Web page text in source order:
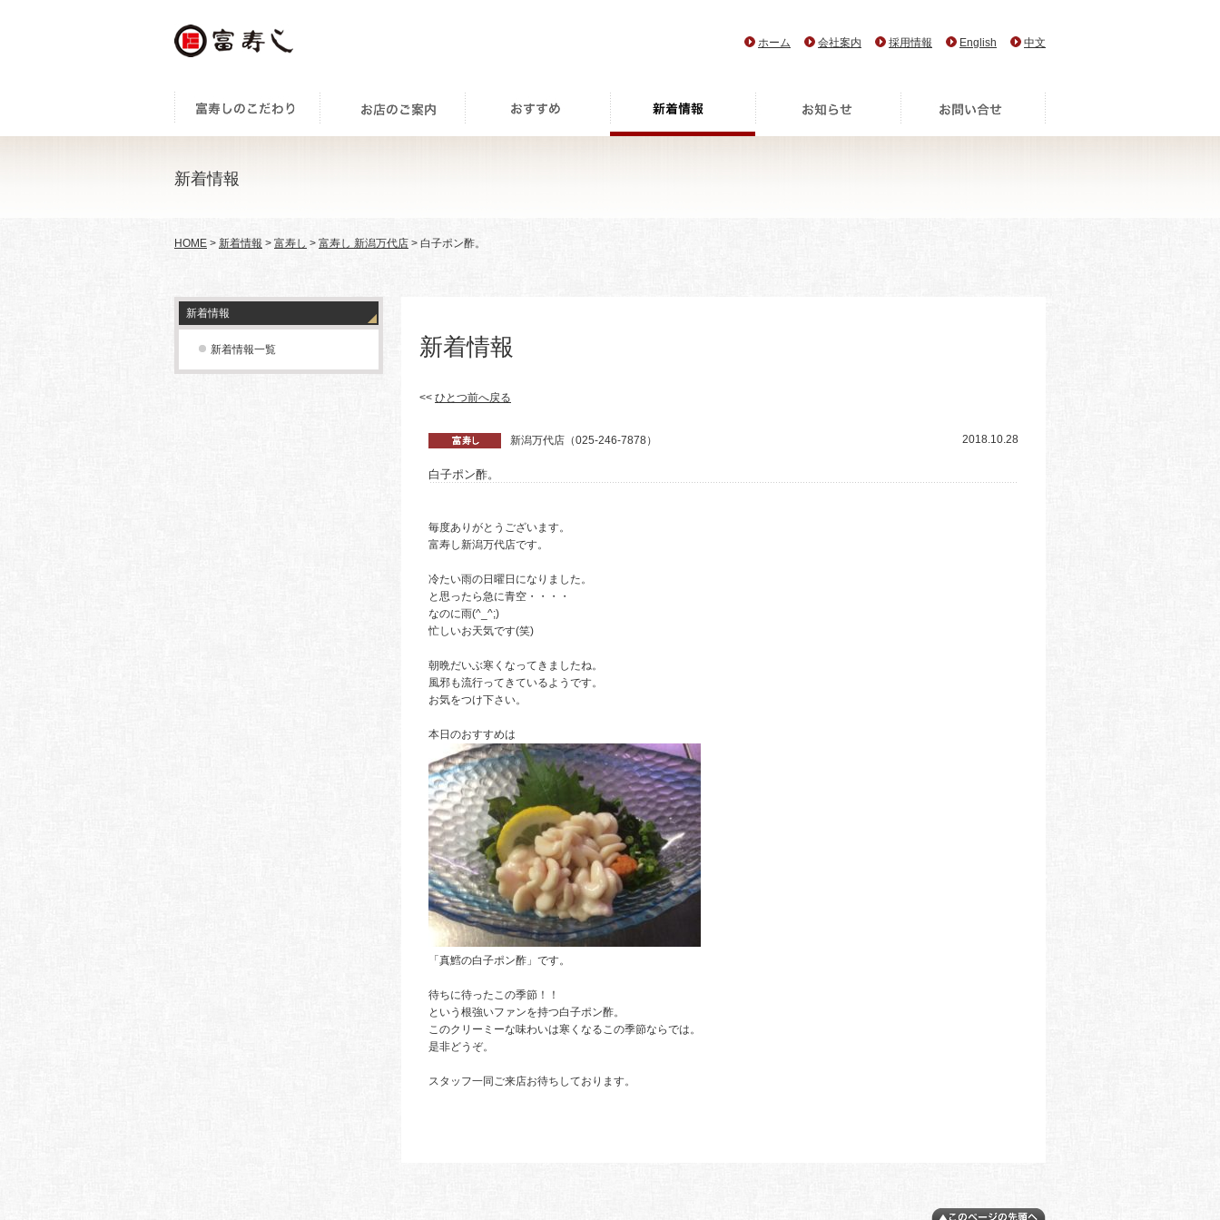
ホーム 会社案内 採用情報 English 中文
新着情報
HOME > 新着情報 > 富寿し > 富寿し 新潟万代店 > 白子ポン酢。
新着情報
新着情報一覧 新着情報
<< ひとつ前へ戻る
新潟万代店（025-246-7878） 2018.10.28
白子ポン酢。
毎度ありがとうございます。
富寿し新潟万代店です。
冷たい雨の日曜日になりました。
と思ったら急に青空・・・・
なのに雨(^_^;)
忙しいお天気です(笑)
朝晩だいぶ寒くなってきましたね。
風邪も流行ってきているようです。
お気をつけ下さい。
本日のおすすめは
「真鱈の白子ポン酢」です。
待ちに待ったこの季節！！
という根強いファンを持つ白子ポン酢。
このクリーミーな味わいは寒くなるこの季節ならでは。
是非どうぞ。
スタッフ一同ご来店お待ちしております。